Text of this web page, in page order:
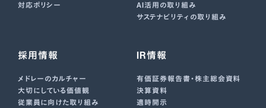
対応ポリシー
AI活用の取り組み
サステナビリティの取り組み
採用情報
メドレーのカルチャー
大切にしている価値観
従業員に向けた取り組み
IR情報
有価証券報告書･株主総会資料
決算資料
適時開示